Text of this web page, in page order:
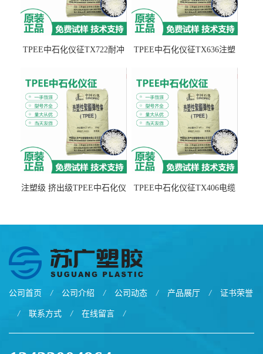
TPEE中石化仪征TX722耐冲
TPEE中石化仪征TX636注塑
注塑级 挤出级TPEE中石化仪
TPEE中石化仪征TX406电缆
公司首页 / 公司介绍 / 公司动态 / 产品展厅 / 证书荣誉
/ 联系方式 / 在线留言 /